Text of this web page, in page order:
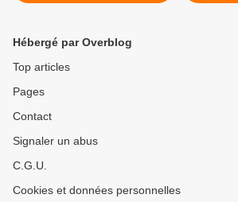
Hébergé par Overblog
Top articles
Pages
Contact
Signaler un abus
C.G.U.
Cookies et données personnelles